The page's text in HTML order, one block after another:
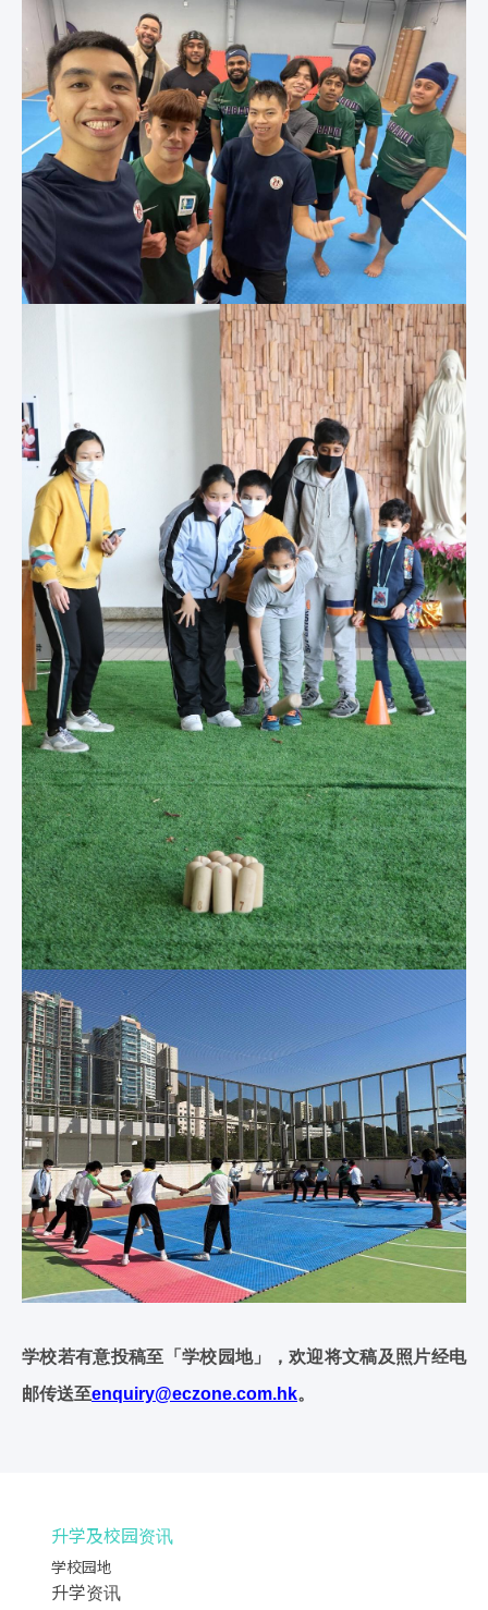
学校若有意投稿至「学校园地」，欢迎将文稿及照片经电
邮传送至enquiry@eczone.com.hk。
升学及校园资讯
学校园地
升学资讯